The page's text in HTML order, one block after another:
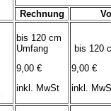
Rechnung
bis 120 cm
Umfang
9,00 €
inkl. MwSt
bis 120
9,00 €
inkl.